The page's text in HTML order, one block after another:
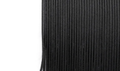
hviezdičiek.